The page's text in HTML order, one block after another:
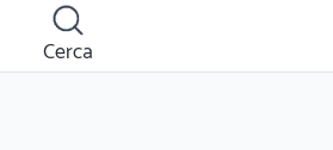
Cerca